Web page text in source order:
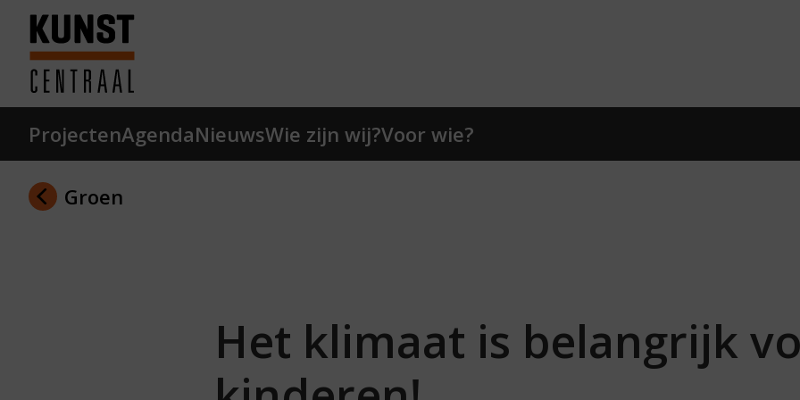
Ga naar hoofdinhoud
Terug naar homepage
ProjectenAgendaNieuwsWie zijn wij?Voor wie?
Groen
Het klimaat is belangrijk